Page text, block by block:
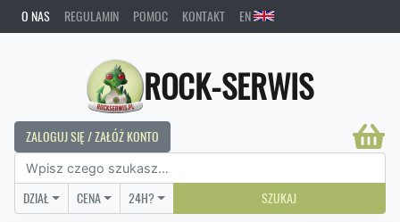
O NAS REGULAMIN POMOC KONTAKT EN
ROCK-SERWIS
ZALOGUJ SIĘ / ZAŁÓŻ KONTO
DZIAŁ CENA 24H? SZUKAJ